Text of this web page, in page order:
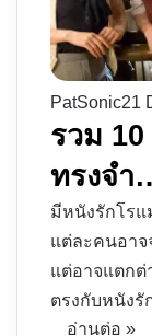
PatSonic21
รวม
ทรงจำ
มีหนังรักโร
แต่ละคนอาจ
แต่อาจแตกต่
ตรงกับหนัง
อ่านต่อ »